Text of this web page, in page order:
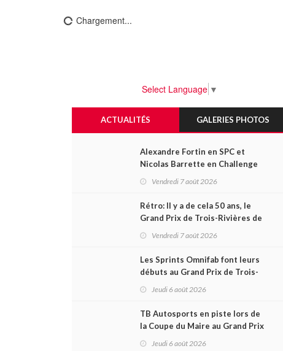
Chargement...
Select Language ▼
ACTUALITÉS GALERIES PHOTOS
Alexandre Fortin en SPC et
Nicolas Barrette en Challenge
Canada héros des premières
Vendredi 7 août 2026
Rétro: Il y a de cela 50 ans, le
Grand Prix de Trois-Rivières de
1976
Vendredi 7 août 2026
Les Sprints Omnifab font leurs
débuts au Grand Prix de Trois-
Rivières avec un format inspiré
Jeudi 6 août 2026
TB Autosports en piste lors de
la Coupe du Maire au Grand Prix
de Trois-Rivières
Jeudi 6 août 2026